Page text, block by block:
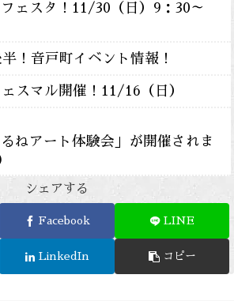
ェスタ！11/30（日）9：30～
！音戸町イベント情報！
スマル開催！11/16（日）
ねアート体験会」が開催されま
シェアする
Facebook LINE
LinkedIn コピー